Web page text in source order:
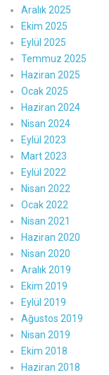
Aralık 2025
Ekim 2025
Eylül 2025
Temmuz 2025
Haziran 2025
Ocak 2025
Haziran 2024
Nisan 2024
Eylül 2023
Mart 2023
Eylül 2022
Nisan 2022
Ocak 2022
Nisan 2021
Haziran 2020
Nisan 2020
Aralık 2019
Ekim 2019
Eylül 2019
Ağustos 2019
Nisan 2019
Ekim 2018
Haziran 2018